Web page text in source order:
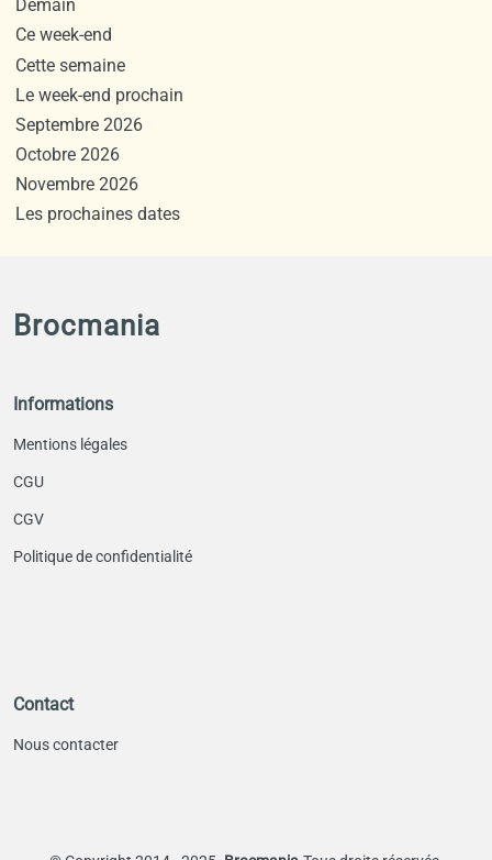
Demain
Ce week-end
Cette semaine
Le week-end prochain
Septembre 2026
Octobre 2026
Novembre 2026
Les prochaines dates
Brocmania
Informations
Mentions légales
CGU
CGV
Politique de confidentialité
Contact
Nous contacter